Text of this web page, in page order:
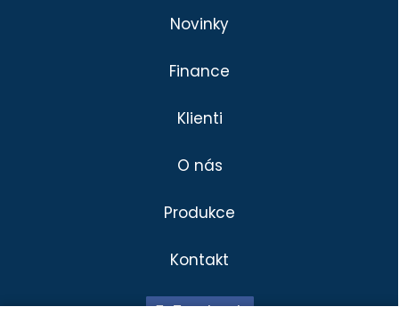
Divadlo
Klienti
Novinky
Finance
Klienti
O nás
Produkce
Kontakt